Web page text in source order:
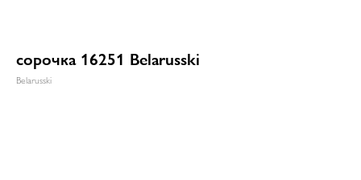
сорочка 16251 Belarusski
Belarusski